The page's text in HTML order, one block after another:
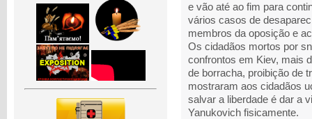
e vão até ao fim para
vários casos de
membros da oposição e
Os cidadãos mortos por
confrontos em Kiev, mais
de borracha, proibição de
mostraram aos cidadãos
salvar a liberdade é dar a
Yanukovich fisicamente.